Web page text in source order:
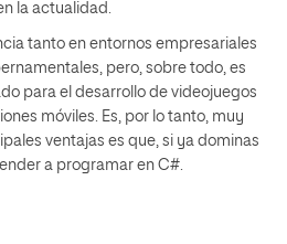
la actualidad.
tanto en entornos empresariales
pero, sobre todo, es
para el desarrollo de videojuegos
móviles. Es, por lo tanto, muy
ventajas es que, si ya dominas
a programar en C#.